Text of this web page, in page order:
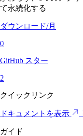
て永続化する
ダウンロード/月
0
GitHub スター
2
クイックリンク
ドキュメントを表示
ガイド